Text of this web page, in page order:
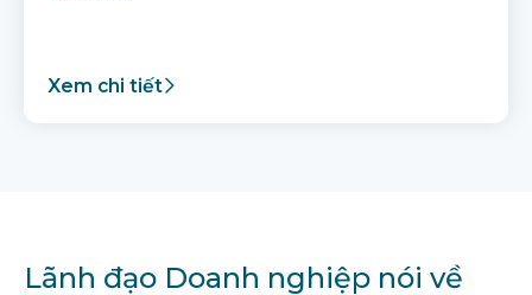
Xem chi tiết
Lãnh đạo Doanh nghiệp nói về